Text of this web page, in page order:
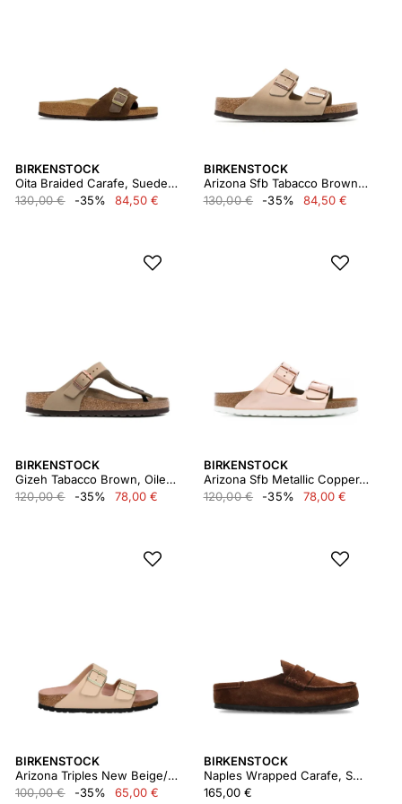
BIRKENSTOCK
Oita Braided Carafe, Suede Leather
130,00 €
-35% 84,50 €
BIRKENSTOCK
Arizona Sfb Tabacco Brown, Oiled Leather
130,00 €
-35% 84,50 €
BIRKENSTOCK
Gizeh Tabacco Brown, Oiled Leather 943811
120,00 €
-35% 78,00 €
BIRKENSTOCK
Arizona Sfb Metallic Copper, Natural Leather
120,00 €
-35% 78,00 €
BIRKENSTOCK
Arizona Triples New Beige/pink Clay, Birko Flor
100,00 €
-35% 65,00 €
BIRKENSTOCK
Naples Wrapped Carafe, Suede Leather
165,00 €